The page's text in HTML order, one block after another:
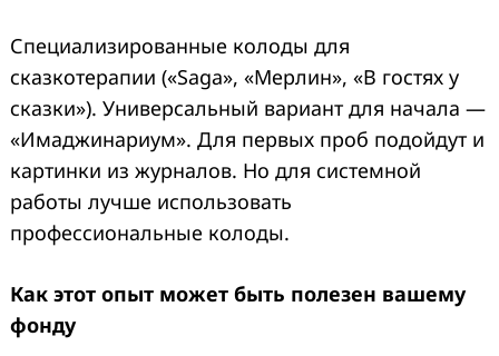
Специализированные колоды для
сказкотерапии («Saga», «Мерлин», «В гостях у
сказки»). Универсальный вариант для начала —
«Имаджинариум». Для первых проб подойдут и
картинки из журналов. Но для системной
работы лучше использовать
профессиональные колоды.
Как этот опыт может быть полезен вашему
фонду